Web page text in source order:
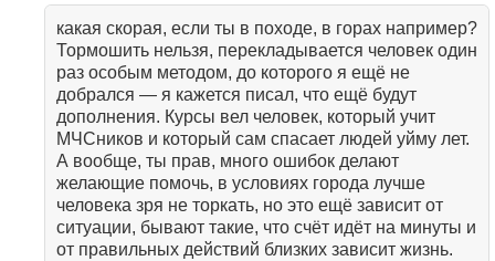
какая скорая, если ты в походе, в горах например?
Тормошить нельзя, перекладывается человек один
раз особым методом, до которого я ещё не
добрался — я кажется писал, что ещё будут
дополнения. Курсы вел человек, который учит
МЧСников и который сам спасает людей уйму лет.
А вообще, ты прав, много ошибок делают
желающие помочь, в условиях города лучше
человека зря не торкать, но это ещё зависит от
ситуации, бывают такие, что счёт идёт на минуты и
от правильных действий близких зависит жизнь.